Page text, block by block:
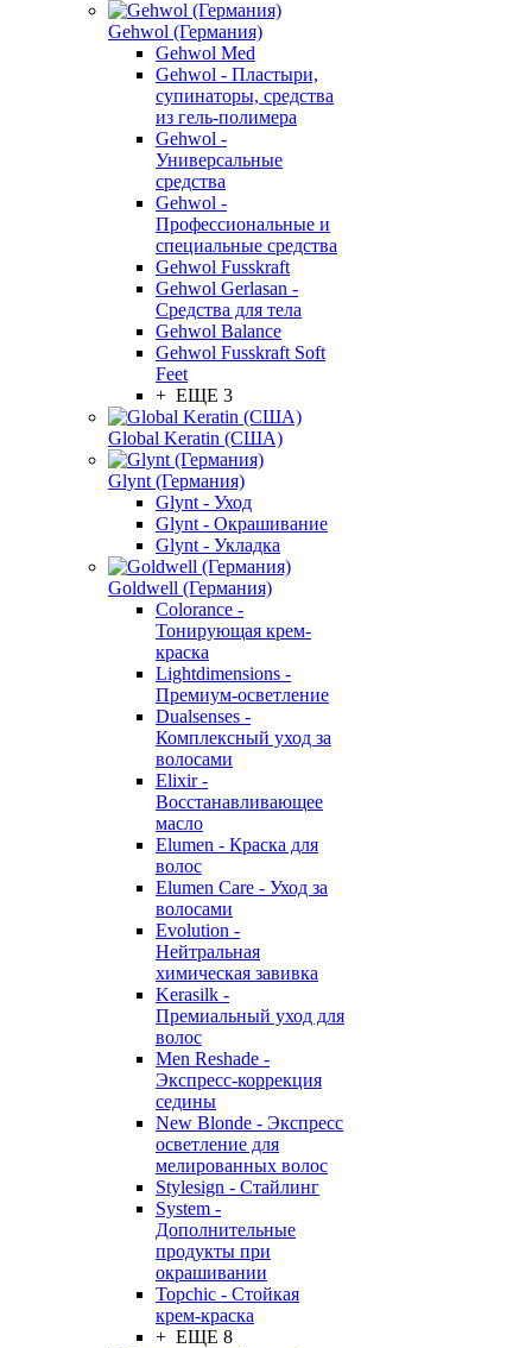
Gehwol (Германия)
Gehwol Med
Gehwol - Пластыри,
супинаторы, средства
из гель-полимера
Gehwol -
Универсальные
средства
Gehwol -
Профессиональные и
специальные средства
Gehwol Fusskraft
Gehwol Gerlasan -
Средства для тела
Gehwol Balance
Gehwol Fusskraft Soft
Feet
+ ЕЩЕ 3
Global Keratin (США)
Glynt (Германия)
Glynt - Уход
Glynt - Окрашивание
Glynt - Укладка
Goldwell (Германия)
Colorance -
Тонирующая крем-
краска
Lightdimensions -
Премиум-осветление
Dualsenses -
Комплексный уход за
волосами
Elixir -
Восстанавливающее
масло
Elumen - Краска для
волос
Elumen Care - Уход за
волосами
Evolution -
Нейтральная
химическая завивка
Kerasilk -
Премиальный уход для
волос
Men Reshade -
Экспресс-коррекция
седины
New Blonde - Экспресс
осветление для
мелированных волос
Stylesign - Стайлинг
System -
Дополнительные
продукты при
окрашивании
Topchic - Стойкая
крем-краска
+ ЕЩЕ 8